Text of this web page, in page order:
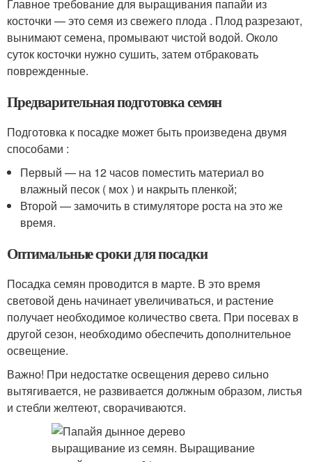
Главное требование для выращивания папайи из
косточки — это семя из свежего плода . Плод разрезают,
вынимают семена, промывают чистой водой. Около
суток косточки нужно сушить, затем отбраковать
поврежденные.
Предварительная подготовка семян
Подготовка к посадке может быть произведена двумя
способами :
Первый — на 12 часов поместить материал во
влажный песок ( мох ) и накрыть пленкой;
Второй — замочить в стимуляторе роста на это же
время.
Оптимальные сроки для посадки
Посадка семян проводится в марте. В это время
световой день начинает увеличиваться, и растение
получает необходимое количество света. При посевах в
другой сезон, необходимо обеспечить дополнительное
освещение.
Важно! При недостатке освещения дерево сильно
вытягивается, не развивается должным образом, листья
и стебли желтеют, сворачиваются.